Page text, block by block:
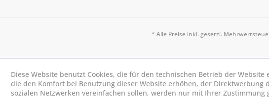
* Alle Preise inkl. gesetzl.
Diese Website benutzt Cookies, die für den technischen Betrieb der
die den Komfort bei Benutzung dieser Website erhöhen, der
sozialen Netzwerken vereinfachen sollen, werden nur mit Ihrer Zustimmung